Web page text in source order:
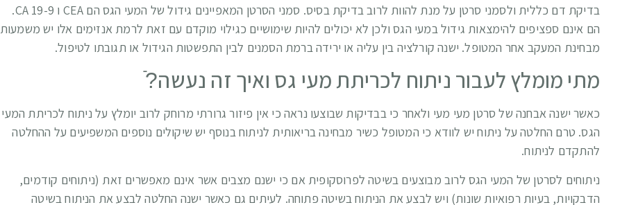
בדיקת דם כללית ולסמני סרטן על מנת להוות לרוב בדיקת בסיס. סמני הסרטן המאפיינים גידול של המעי הגס הם CEA ו CA 19-9.
הם אינם ספציפים להימצאות גידול במעי הגס ולכן לא יכולים להיות שימושיים כגילוי מוקדם עם זאת לרמת אנזימים אלו יש משמעות
מבחינת המעקב אחר המטופל. ישנה קורלציה בין עליה או ירידה ברמת הסמנים לבין התפשטות הגידול או תגובתו לטיפול.
מתי מומלץ לעבור ניתוח לכריתת מעי גס ואיך זה נעשה?ֿ
כאשר ישנה אבחנה של סרטן מעי מעי ולאחר כי בבדיקות שבוצעו נראה כי אין פיזור גרורתי מרוחק לרוב יומלץ על ניתוח לכריתת המעי
הגס. טרם החלטה על ניתוח יש לוודא כי המטופל כשיר מבחינה בריאותית לניתוח בנוסף יש שיקולים נוספים המשפיעים על ההחלטה
להתקדם לניתוח.
ניתוחים לסרטן של המעי הגס לרוב מבוצעים בשיטה לפרוסקופית אם כי ישנם מצבים אשר אינם מאפשרים זאת (ניתוחים קודמים,
הדבקויות, בעיות רפואיות שונות) ויש לבצע את הניתוח בשיטה פתוחה. לעיתים גם כאשר ישנה החלטה לבצע את הניתוח בשיטה